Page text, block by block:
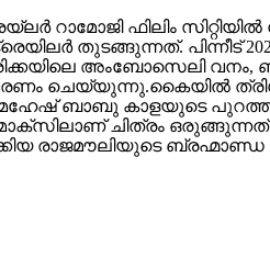
ഫിലിം സിറ്റിയിൽ
തുടങ്ങുന്നത്. പിന്നീട്
അംബോസെലി വനം,
ചെയ്യുന്നു.കൈയില്‍
ബാബു കാളയുടെ പുറത്തു
ചിത്രം ഒരുങ്ങുന്നത്
ബ്രഹ്മാണ്ഡ